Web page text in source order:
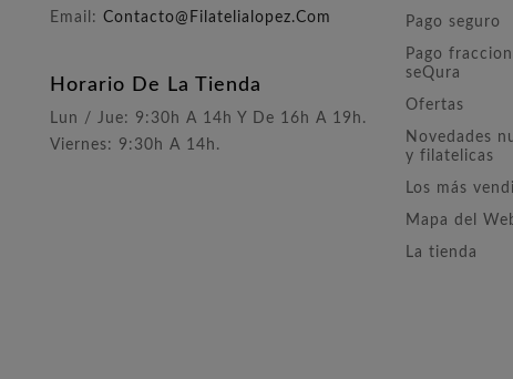
Email: Contacto@filatelialopez.com
Horario De La Tienda
Lun / Jue: 9:30h A 14h Y De 16h A 19h.
Viernes: 9:30h A 14h.
Pago seguro
Pago
seQura
Ofertas
Novedades
y filatelicas
Los más
Mapa del
La tienda